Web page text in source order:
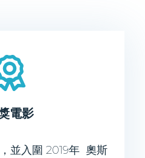
電影
並入圍 201​9​年 奧斯